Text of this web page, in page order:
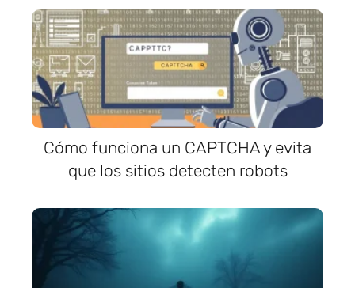
Cómo funciona un CAPTCHA y evita
que los sitios detecten robots